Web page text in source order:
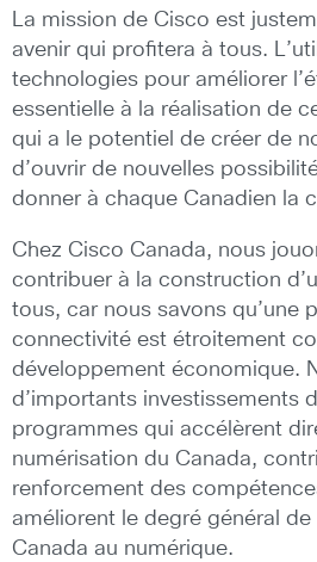
La mission de Cisco est
avenir qui profitera à tous.
technologies pour améliorer
essentielle à la réalisation de
qui a le potentiel de créer de
d’ouvrir de nouvelles
donner à chaque Canadien la
Chez Cisco Canada, nous
contribuer à la construction
tous, car nous savons qu’une
connectivité est étroitement
développement économique.
d’importants investissements
programmes qui accélèrent
numérisation du Canada,
renforcement des
améliorent le degré général
Canada au numérique.